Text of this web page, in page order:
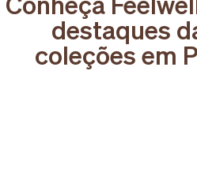
destaques
coleções em